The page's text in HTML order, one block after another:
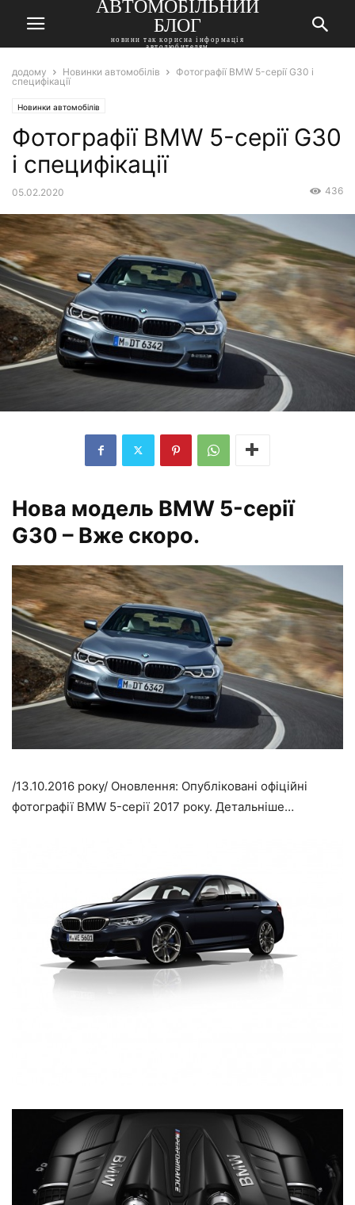
АВТОМОБІЛЬНИЙ
БЛОГ
новини так корисна інформація
автолюбителям
додому Новинки автомобілів
Фотографії BMW 5-серії G30 і
специфікації
Новинки автомобілів
Фотографії BMW 5-серії G30
і специфікації
05.02.2020 436
Нова модель BMW 5-серії
G30 – Вже скоро.
/13.10.2016 року/ Оновлення: Опубліковані офіційні
фотографії BMW 5-серії 2017 року. Детальніше…